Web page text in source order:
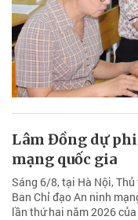
Lâm Đồng dự
mạng quốc gia
Sáng 6/8, tại Hà Nội,
Ban Chỉ đạo An ninh
lần thứ hai năm 2026